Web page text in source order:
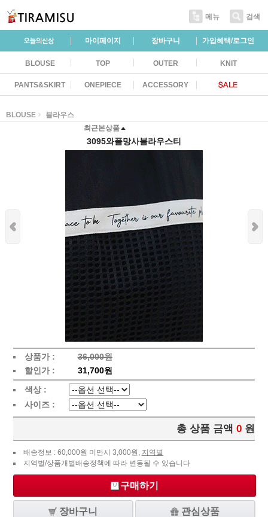
메뉴 검색
마이페이지 장바구니 가입혜택/로그인
BLOUSE TOP OUTER KNIT
PANTS&SKIRT ONEPIECE ACCESSORY
BLOUSE
블라우스
최근본상품
3095와플망사블라우스티
상품가 :
36,000원
할인가 :
31,700원
색상 :
사이즈 :
총 상품 금액 0 원
배송정보 : 60,000원 미만시 3,000원, 지역별
지역별/상품개별배송정책에 따라 변동될 수 있습니다
구매하기
장바구니 관심상품